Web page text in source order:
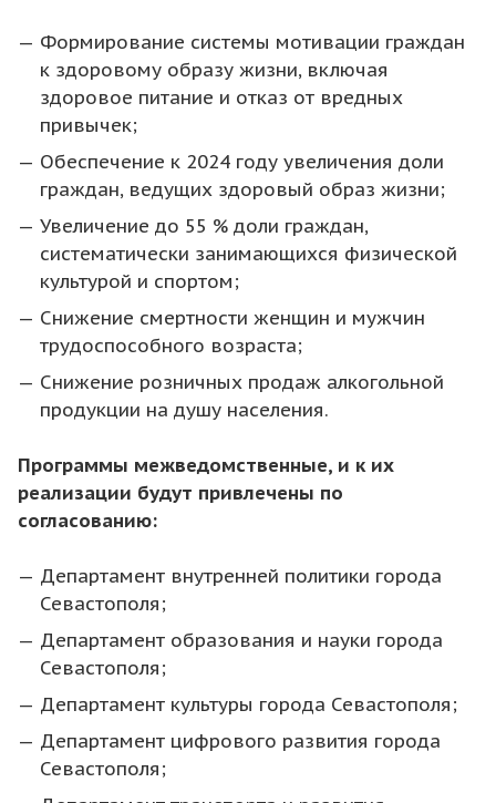
Формирование системы мотивации граждан
к здоровому образу жизни, включая
здоровое питание и отказ от вредных
привычек;
Обеспечение к 2024 году увеличения доли
граждан, ведущих здоровый образ жизни;
Увеличение до 55 % доли граждан,
систематически занимающихся физической
культурой и спортом;
Снижение смертности женщин и мужчин
трудоспособного возраста;
Снижение розничных продаж алкогольной
продукции на душу населения.
Программы межведомственные, и к их
реализации будут привлечены по
согласованию:
Департамент внутренней политики города
Севастополя;
Департамент образования и науки города
Севастополя;
Департамент культуры города Севастополя;
Департамент цифрового развития города
Севастополя;